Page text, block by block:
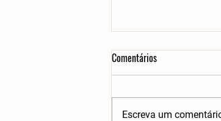
Comentários
Escreva um